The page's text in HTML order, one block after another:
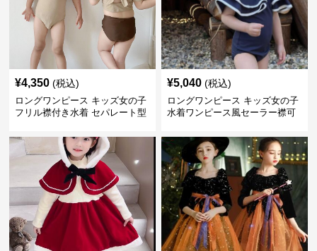
¥4,350 (税込)
ロングワンピース キッズ女の子
フリル襟付き水着 セパレート型
¥5,040 (税込)
ロングワンピース キッズ女の子
水着ワンピース風セーラー襟可